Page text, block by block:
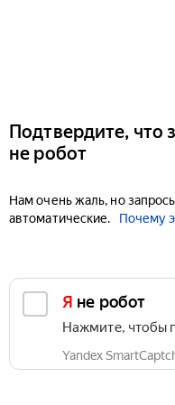
Подтвердите, что
не робот
Нам очень жаль, но
автоматические.
Почему
Я не робот
Нажмите, чтобы
Yandex